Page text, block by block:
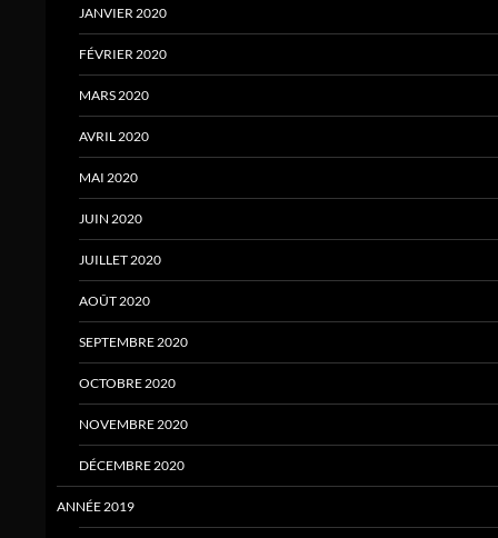
JANVIER 2020
FÉVRIER 2020
MARS 2020
AVRIL 2020
MAI 2020
JUIN 2020
JUILLET 2020
AOÛT 2020
SEPTEMBRE 2020
OCTOBRE 2020
NOVEMBRE 2020
DÉCEMBRE 2020
ANNÉE 2019